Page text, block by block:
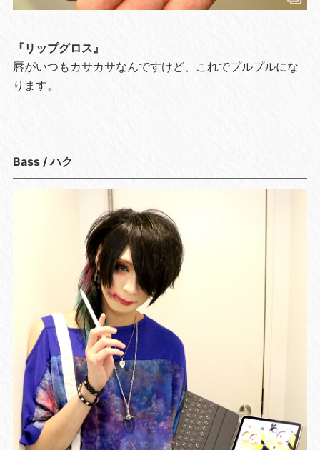
『リップグロス』
唇がいつもカサカサなんですけど、これでプルプルにな
ります。
Bass / ハク